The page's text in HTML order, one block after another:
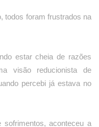
todos foram frustrados na
estar cheia de razões
visão reducionista de
percebi já estava no
aconteceu a